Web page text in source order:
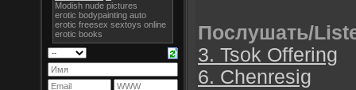
Послушать/
3. Tsok Offering
6. Chenresig